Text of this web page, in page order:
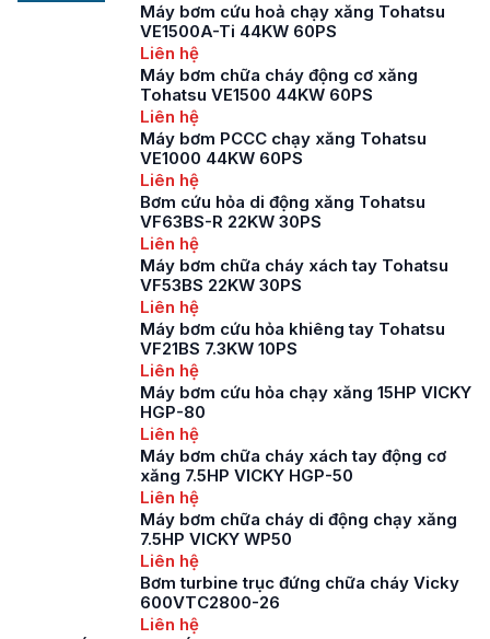
Máy bơm cứu hoả chạy xăng Tohatsu
VE1500A-Ti 44KW 60PS
Liên hệ
Máy bơm chữa cháy động cơ xăng
Tohatsu VE1500 44KW 60PS
Liên hệ
Máy bơm PCCC chạy xăng Tohatsu
VE1000 44KW 60PS
Liên hệ
Bơm cứu hỏa di động xăng Tohatsu
VF63BS-R 22KW 30PS
Liên hệ
Máy bơm chữa cháy xách tay Tohatsu
VF53BS 22KW 30PS
Liên hệ
Máy bơm cứu hỏa khiêng tay Tohatsu
VF21BS 7.3KW 10PS
Liên hệ
Máy bơm cứu hỏa chạy xăng 15HP VICKY
HGP-80
Liên hệ
Máy bơm chữa cháy xách tay động cơ
xăng 7.5HP VICKY HGP-50
Liên hệ
Máy bơm chữa cháy di động chạy xăng
7.5HP VICKY WP50
Liên hệ
Bơm turbine trục đứng chữa cháy Vicky
600VTC2800-26
Liên hệ